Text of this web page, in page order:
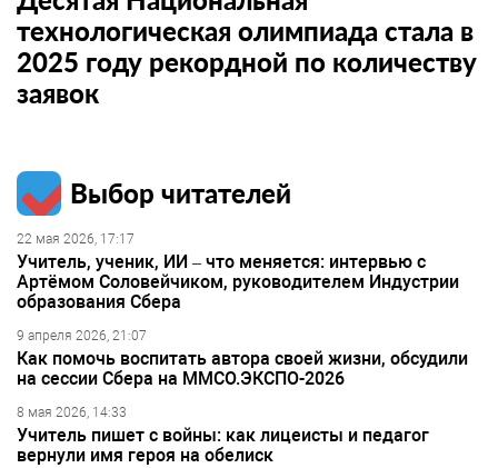
технологическая олимпиада стала в
2025 году рекордной по количеству
заявок
Выбор читателей
22 мая 2026, 17:17
Учитель, ученик, ИИ – что меняется: интервью с
Артёмом Соловейчиком, руководителем Индустрии
образования Сбера
9 апреля 2026, 21:07
Как помочь воспитать автора своей жизни, обсудили
на сессии Сбера на ММСО.ЭКСПО-2026
8 мая 2026, 14:33
Учитель пишет с войны: как лицеисты и педагог
вернули имя героя на обелиск